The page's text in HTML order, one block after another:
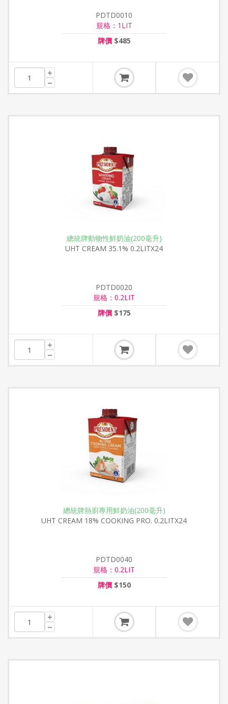
PDTD0010
規格：1LIT
牌價$485
總統牌動物性鮮奶油(200毫升)
UHT CREAM 35.1% 0.2LITX24
PDTD0020
規格：0.2LIT
牌價$175
總統牌熱廚專用鮮奶油(200毫升)
UHT CREAM 18% COOKING PRO. 0.2LITX24
PDTD0040
規格：0.2LIT
牌價$150